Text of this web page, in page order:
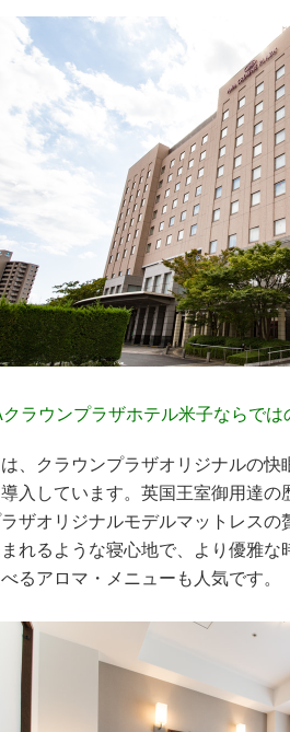
ラウンプラザホテル米子ならでは
、クラウンプラザオリジナルの快
入しています。英国王室御用達の
ザオリジナルモデルマットレス
れるような寝心地で、より優雅
るアロマ・メニューも人気です。